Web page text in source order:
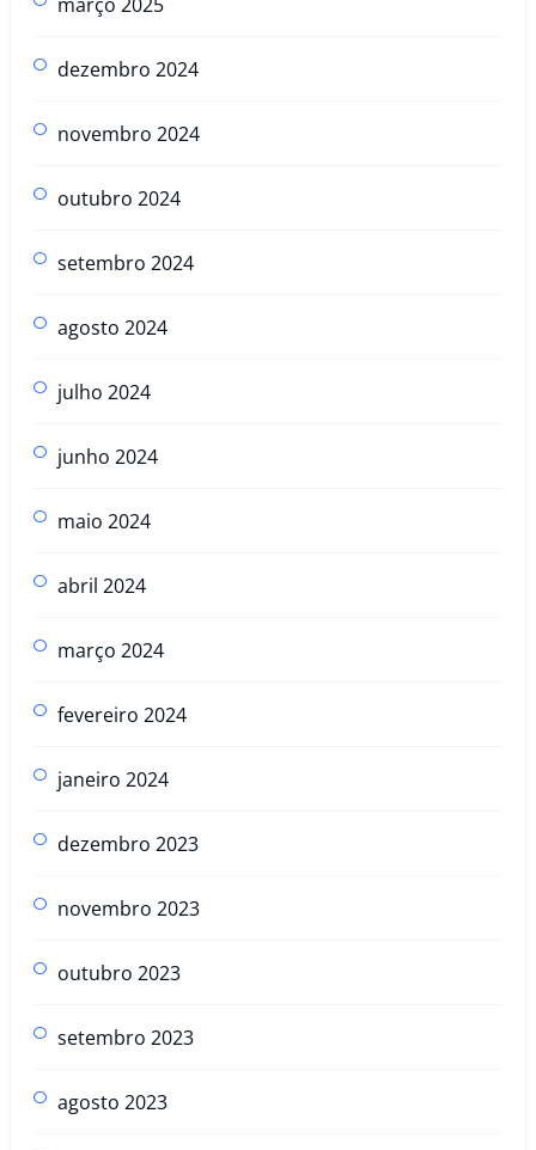
dezembro 2024
novembro 2024
outubro 2024
setembro 2024
agosto 2024
julho 2024
junho 2024
maio 2024
abril 2024
março 2024
fevereiro 2024
janeiro 2024
dezembro 2023
novembro 2023
outubro 2023
setembro 2023
agosto 2023